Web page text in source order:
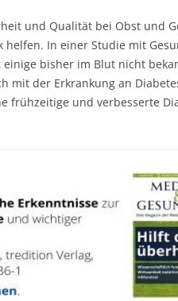
und Qualität bei Obst und
helfen. In einer Studie mit
bisher im Blut nicht
mit der Erkrankung an
frühzeitige und verbesserte